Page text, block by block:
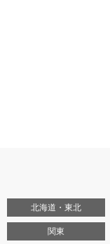
北海道・東北
関東